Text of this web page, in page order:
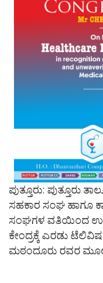
ಪುತ್ತೂರು: ಪುತ್ತೂರು
ಸಹಕಾರ ಸಂಘ ಹಾಗೂ
ಸಂಘಗಳ ವತಿಯಿಂದ
ಕೇಂದ್ರಕ್ಕೆ ಎರಡು
ಮಠಂದೂರು ರವರ